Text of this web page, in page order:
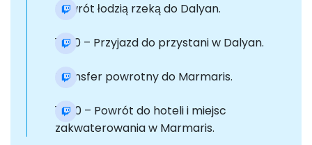
Powrót łodzią rzeką do Dalyan.
16:30 – Przyjazd do przystani w Dalyan.
Transfer powrotny do Marmaris.
18:00 – Powrót do hoteli i miejsc
zakwaterowania w Marmaris.